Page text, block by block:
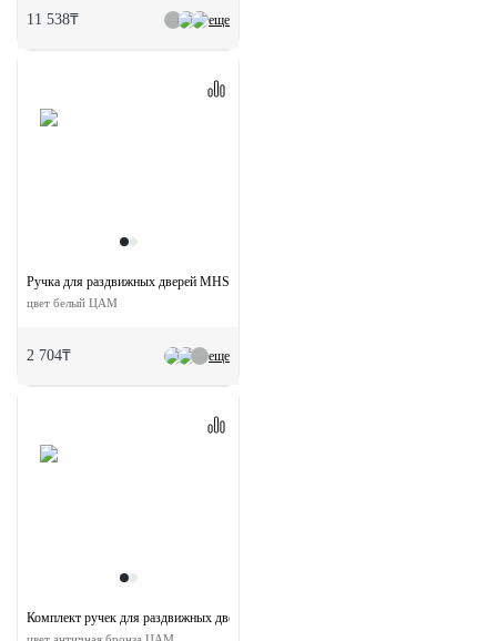
еще
11 538₸
еще
Ручка для раздвижных дверей MHS150 W
цвет белый ЦАМ
2 704₸
Комплект ручек для раздвижных дверей MHS-2 L AB с замком